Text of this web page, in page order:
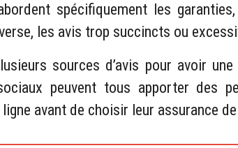
spécifiquement les
les avis trop succincts ou
sources d’avis pour avoir
peuvent tous apporter des
avant de choisir leur assurance